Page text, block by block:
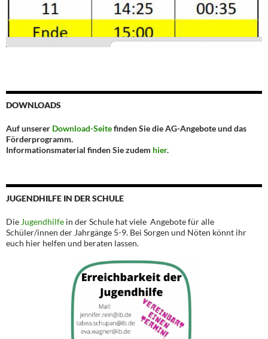
DOWNLOADS
Auf unserer Download-Seitefinden Sie die AG-Angebote und das
Förderprogramm.
Informationsmaterial finden Sie zudem hier.
JUGENDHILFE IN DER SCHULE
Die Jugendhilfe in der Schule hat viele Angebote für alle
Schüler/innen der Jahrgänge 5-9. Bei Sorgen und Nöten könnt ihr
euch hier helfen und beraten lassen.